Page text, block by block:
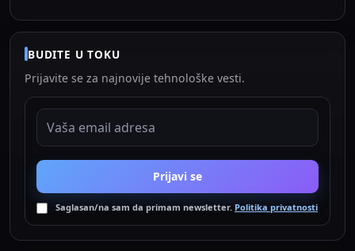
BUDITE U TOKU
Prijavite se za najnovije tehnološke vesti.
EMAIL ADRESA
Prijavi se
Saglasan/na sam da primam newsletter. Politika privatnosti